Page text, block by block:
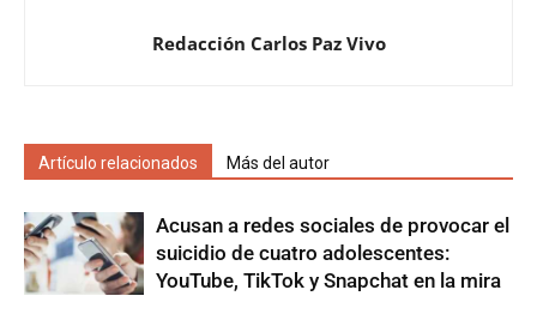
Redacción Carlos Paz Vivo
Artículo relacionados Más del autor
Acusan a redes sociales de provocar el
suicidio de cuatro adolescentes:
YouTube, TikTok y Snapchat en la mira